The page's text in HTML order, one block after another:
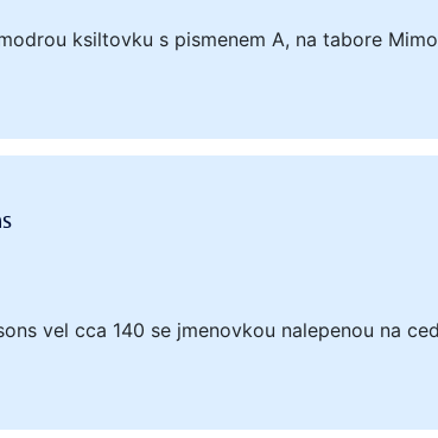
ksiltovku s pismenem A, na tabore
vel cca 140 se jmenovkou nalepenou na